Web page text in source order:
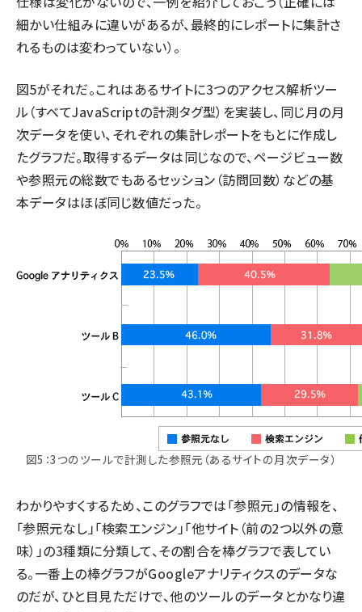
細かい仕組みに違いがあるが、最終的にレポートに集計さ
れるものは変わっていない）。
図5がそれだ。これはあるサイトに3つのアクセス解析ツー
ル（すべてJavaScriptの計測タグ型）を実装し、同じ月の月
次データを使い、それぞれの集計レポートをもとに作成し
たグラフだ。取得するデータは同じなので、ページビュー数
や参照元の総数でもあるセッション（訪問回数）などの基
本データはほぼ同じ数値だった。
図5：3つのツールで計測した参照元（あるサイトの月次データ）
わかりやすくするため、このグラフでは「参照元」の情報を、
「参照元なし」「検索エンジン」「他サイト（前の2つ以外の意
味）」の3種類に分類して、その割合を棒グラフで表してい
る。一番上の棒グラフがGoogleアナリティクスのデータな
のだが、ひと目見ただけで、他のツールのデータとかなり違